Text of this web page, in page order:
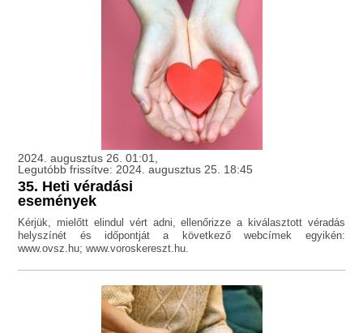
2024. augusztus 26. 01:01,
Legutóbb frissítve: 2024. augusztus 25. 18:45
35. Heti véradási
események
Kérjük, mielőtt elindul vért adni, ellenőrizze a kiválasztott véradás
helyszínét és időpontját a következő webcímek egyikén:
www.ovsz.hu; www.voroskereszt.hu.